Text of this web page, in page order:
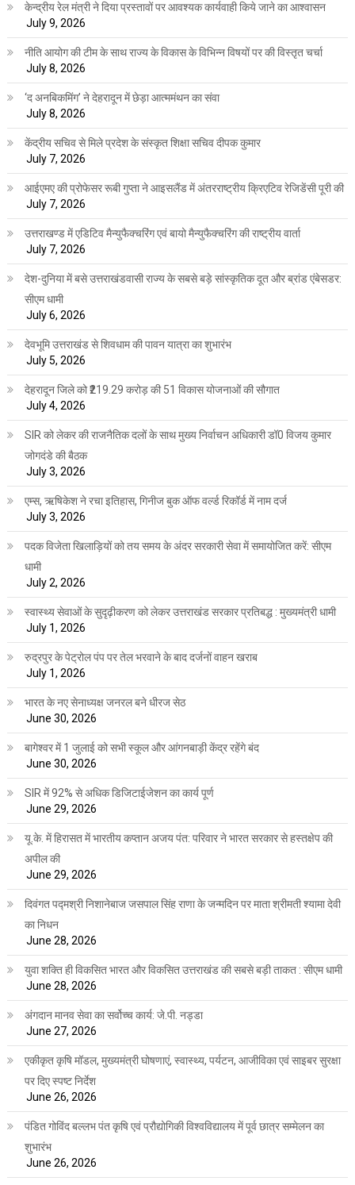
केन्द्रीय रेल मंत्री ने दिया प्रस्तावों पर आवश्यक कार्यवाही किये जाने का आश्वासन
July 9, 2026
नीति आयोग की टीम के साथ राज्य के विकास के विभिन्न विषयों पर की विस्तृत चर्चा
July 8, 2026
‘द अनबिकमिंग’ ने देहरादून में छेड़ा आत्ममंथन का संवा
July 8, 2026
केंद्रीय सचिव से मिले प्रदेश के संस्कृत शिक्षा सचिव दीपक कुमार
July 7, 2026
आईएमए की प्रोफेसर रूबी गुप्ता ने आइसलैंड में अंतरराष्ट्रीय क्रिएटिव रेजिडेंसी पूरी की
July 7, 2026
उत्तराखण्ड में एडिटिव मैन्युफैक्चरिंग एवं बायो मैन्युफैक्चरिंग की राष्ट्रीय वार्ता
July 7, 2026
देश-दुनिया में बसे उत्तराखंडवासी राज्य के सबसे बड़े सांस्कृतिक दूत और ब्रांड एंबेसडर:
सीएम धामी
July 6, 2026
देवभूमि उत्तराखंड से शिवधाम की पावन यात्रा का शुभारंभ
July 5, 2026
देहरादून जिले को ₹219.29 करोड़ की 51 विकास योजनाओं की सौगात
July 4, 2026
SIR को लेकर की राजनैतिक दलों के साथ मुख्य निर्वाचन अधिकारी डॉ0 विजय कुमार
जोगदंडे की बैठक
July 3, 2026
एम्स, ऋषिकेश ने रचा इतिहास, गिनीज बुक ऑफ वर्ल्ड रिकॉर्ड में नाम दर्ज
July 3, 2026
पदक विजेता खिलाड़ियों को तय समय के अंदर सरकारी सेवा में समायोजित करें: सीएम
धामी
July 2, 2026
स्वास्थ्य सेवाओं के सुदृढ़ीकरण को लेकर उत्तराखंड सरकार प्रतिबद्ध : मुख्यमंत्री धामी
July 1, 2026
रुद्रपुर के पेट्रोल पंप पर तेल भरवाने के बाद दर्जनों वाहन खराब
July 1, 2026
भारत के नए सेनाध्यक्ष जनरल बने धीरज सेठ
June 30, 2026
बागेश्वर में 1 जुलाई को सभी स्कूल और आंगनबाड़ी केंद्र रहेंगे बंद
June 30, 2026
SIR में 92% से अधिक डिजिटाईजेशन का कार्य पूर्ण
June 29, 2026
यू.के. में हिरासत में भारतीय कप्तान अजय पंत: परिवार ने भारत सरकार से हस्तक्षेप की
अपील की
June 29, 2026
दिवंगत पद्मश्री निशानेबाज जसपाल सिंह राणा के जन्मदिन पर माता श्रीमती श्यामा देवी
का निधन
June 28, 2026
युवा शक्ति ही विकसित भारत और विकसित उत्तराखंड की सबसे बड़ी ताकत : सीएम धामी
June 28, 2026
अंगदान मानव सेवा का सर्वोच्च कार्य: जे.पी. नड्डा
June 27, 2026
एकीकृत कृषि मॉडल, मुख्यमंत्री घोषणाएं, स्वास्थ्य, पर्यटन, आजीविका एवं साइबर सुरक्षा
पर दिए स्पष्ट निर्देश
June 26, 2026
पंडित गोविंद बल्लभ पंत कृषि एवं प्रौद्योगिकी विश्वविद्यालय में पूर्व छात्र सम्मेलन का
शुभारंभ
June 26, 2026